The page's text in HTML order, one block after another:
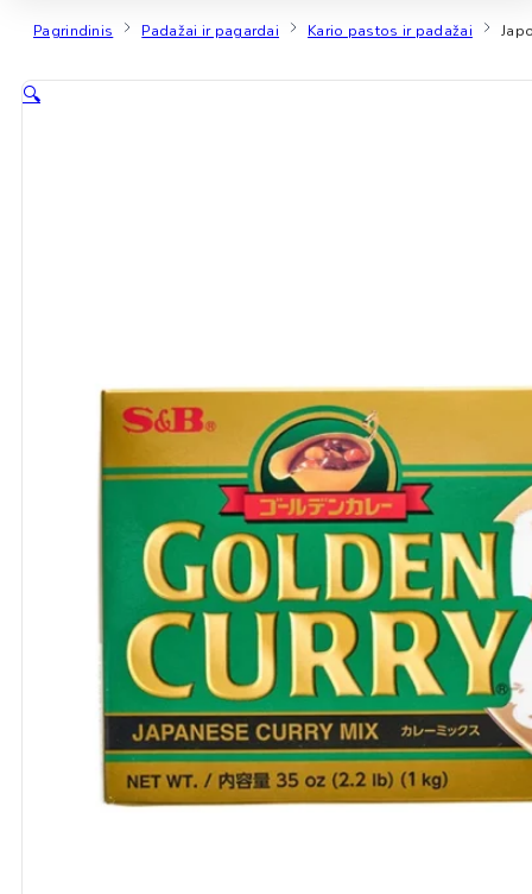
Pagrindinis Padažai ir pagardai Kario pastos ir padažai
🔍